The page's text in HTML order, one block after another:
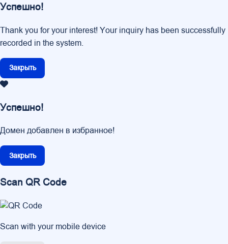
Успешно!
Thank you for your interest! Your inquiry has been successfully
recorded in the system.
Закрыть
Успешно!
Домен добавлен в избранное!
Закрыть
Scan QR Code
Scan with your mobile device